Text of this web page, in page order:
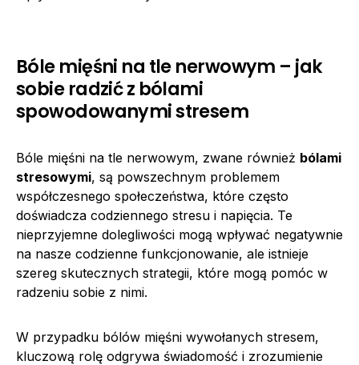
Bóle mięśni na tle nerwowym – jak
sobie radzić z bólami
spowodowanymi stresem
Bóle mięśni na tle nerwowym, zwane również bólami
stresowymi, są powszechnym problemem
współczesnego społeczeństwa, które często
doświadcza codziennego stresu i napięcia. Te
nieprzyjemne dolegliwości mogą wpływać negatywnie
na nasze codzienne funkcjonowanie, ale istnieje
szereg skutecznych strategii, które mogą pomóc w
radzeniu sobie z nimi.
W przypadku bólów mięśni wywołanych stresem,
kluczową rolę odgrywa świadomość i zrozumienie